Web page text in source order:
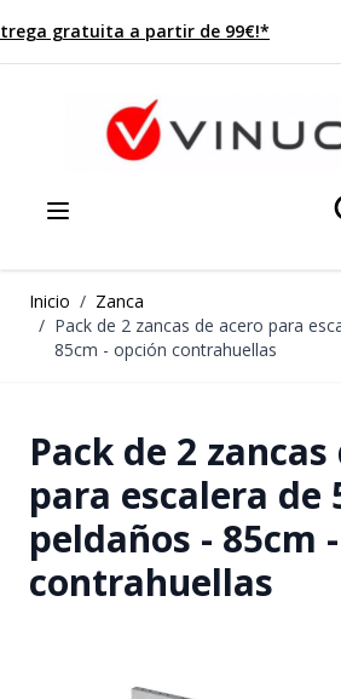
¡Pedido hoy, enviado
Inicio / Zanca
/ Pack de 2 zancas de acero para
85cm - opción contrahuellas
Pack de 2
para escalera de
peldaños - 85cm
contrahuellas